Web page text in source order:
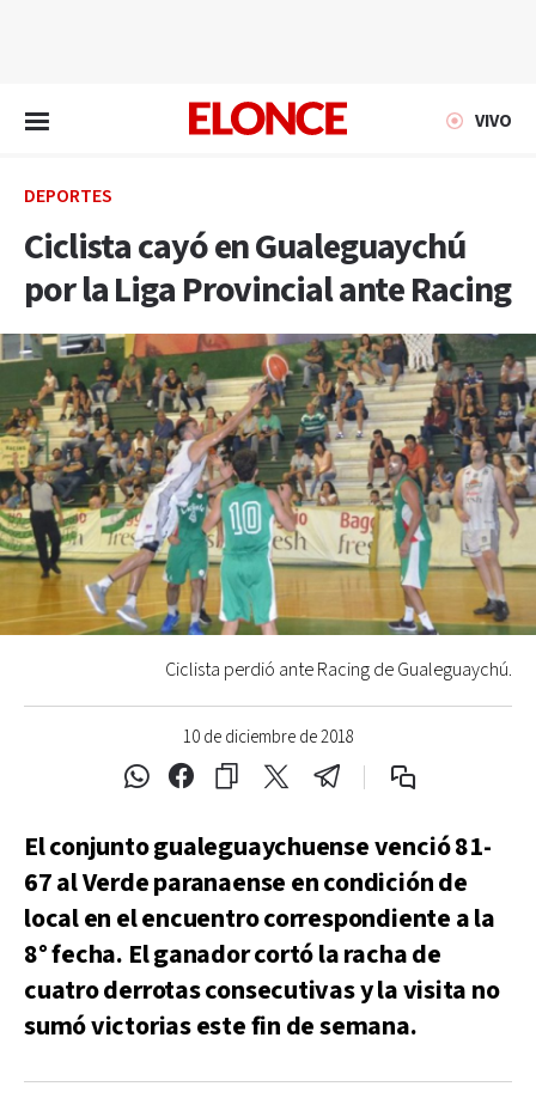
VIVO
DEPORTES
Ciclista cayó en Gualeguaychú
por la Liga Provincial ante Racing
10 de diciembre de 2018
Ciclista perdió ante Racing de Gualeguaychú.
El conjunto gualeguaychuense venció 81-
67 al Verde paranaense en condición de
local en el encuentro correspondiente a la
8° fecha. El ganador cortó la racha de
cuatro derrotas consecutivas y la visita no
sumó victorias este fin de semana.